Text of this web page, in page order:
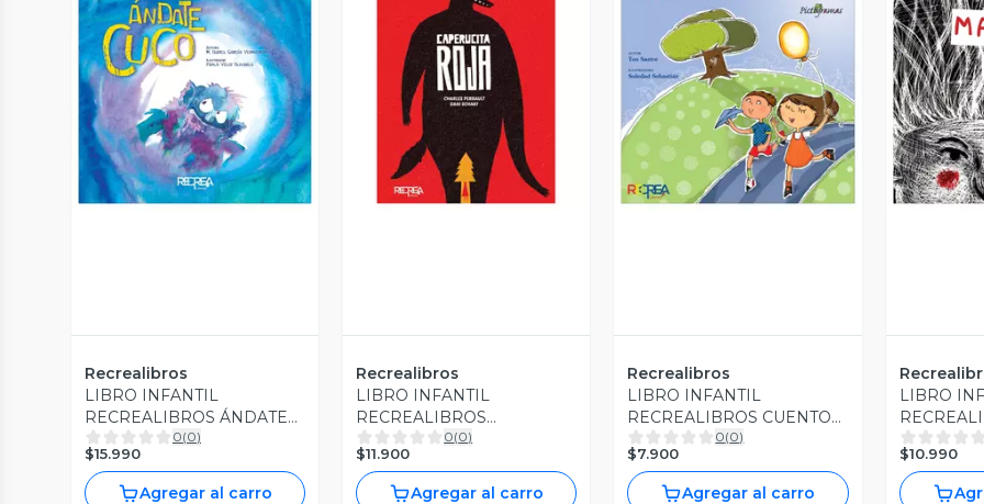
Vista Previa
Recrealibros
LIBRO INFANTIL
RECREALIBROS ÁNDATE
CUCO
0(0)
$15.990
Agregar al carro
Vista Previa
Recrealibros
LIBRO INFANTIL
RECREALIBROS
CAPERUCITA ROJA
0(0)
$11.900
Agregar al carro
Vista Previa
Recrealibros
LIBRO INFANTIL
RECREALIBROS CUENTO
CON MAÑANA
0(0)
$7.900
Agregar al carro
LIBRO
NO
$10.990